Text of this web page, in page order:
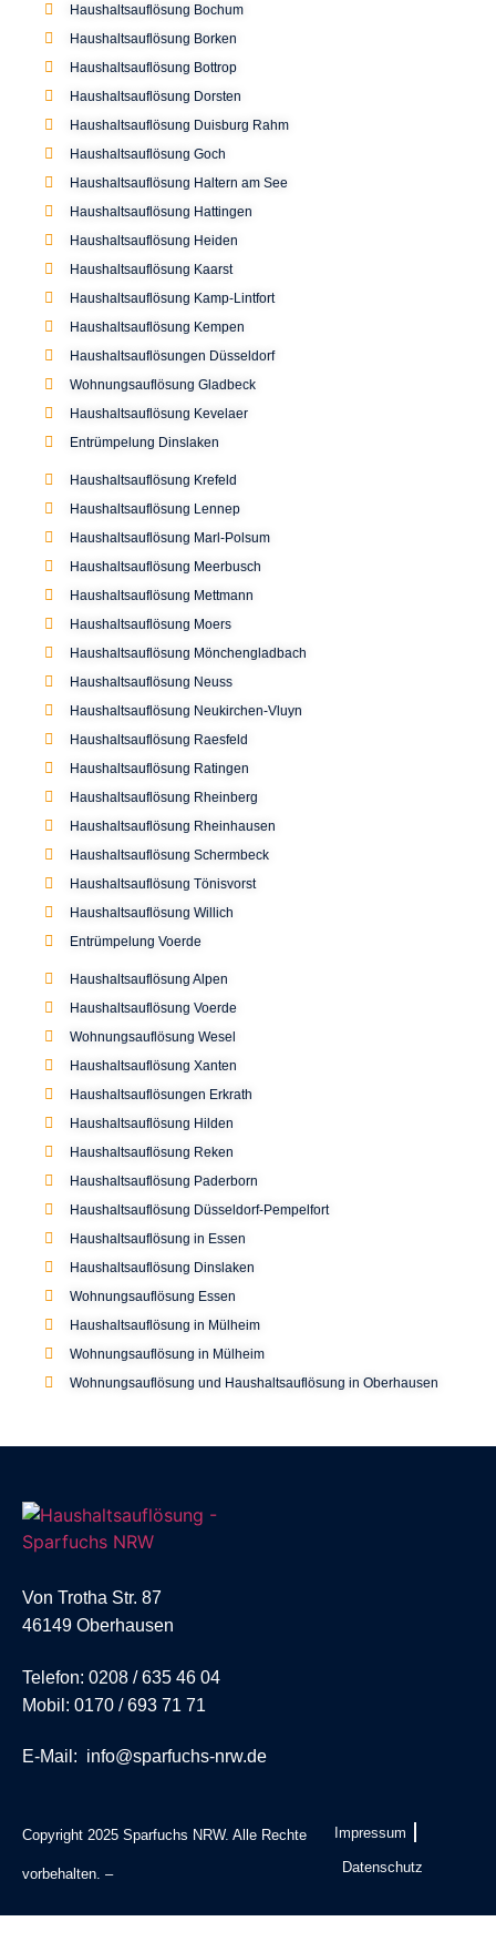
Haushaltsauflösung Bochum
Haushaltsauflösung Borken
Haushaltsauflösung Bottrop
Haushaltsauflösung Dorsten
Haushaltsauflösung Duisburg Rahm
Haushaltsauflösung Goch
Haushaltsauflösung Haltern am See
Haushaltsauflösung Hattingen
Haushaltsauflösung Heiden
Haushaltsauflösung Kaarst
Haushaltsauflösung Kamp-Lintfort
Haushaltsauflösung Kempen
Haushaltsauflösungen Düsseldorf
Wohnungsauflösung Gladbeck
Haushaltsauflösung Kevelaer
Entrümpelung Dinslaken
Haushaltsauflösung Krefeld
Haushaltsauflösung Lennep
Haushaltsauflösung Marl-Polsum
Haushaltsauflösung Meerbusch
Haushaltsauflösung Mettmann
Haushaltsauflösung Moers
Haushaltsauflösung Mönchengladbach
Haushaltsauflösung Neuss
Haushaltsauflösung Neukirchen-Vluyn
Haushaltsauflösung Raesfeld
Haushaltsauflösung Ratingen
Haushaltsauflösung Rheinberg
Haushaltsauflösung Rheinhausen
Haushaltsauflösung Schermbeck
Haushaltsauflösung Tönisvorst
Haushaltsauflösung Willich
Entrümpelung Voerde
Haushaltsauflösung Alpen
Haushaltsauflösung Voerde
Wohnungsauflösung Wesel
Haushaltsauflösung Xanten
Haushaltsauflösungen Erkrath
Haushaltsauflösung Hilden
Haushaltsauflösung Reken
Haushaltsauflösung Paderborn
Haushaltsauflösung Düsseldorf-Pempelfort
Haushaltsauflösung in Essen
Haushaltsauflösung Dinslaken
Wohnungsauflösung Essen
Haushaltsauflösung in Mülheim
Wohnungsauflösung in Mülheim
Wohnungsauflösung und Haushaltsauflösung in Oberhausen
Von Trotha Str. 87
46149 Oberhausen
Telefon: 0208 / 635 46 04
Mobil: 0170 / 693 71 71
E-Mail: info@sparfuchs-nrw.de
Copyright 2025 Sparfuchs NRW. Alle Rechte
vorbehalten. –
Impressum
Datenschutz